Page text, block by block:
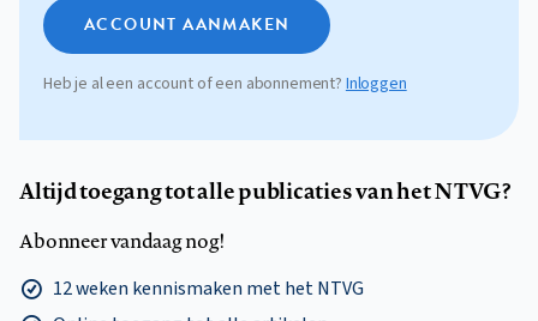
ACCOUNT AANMAKEN
Heb je al een account of een abonnement? Inloggen
Altijd toegang tot alle publicaties van het NTVG?
Abonneer vandaag nog!
12 weken kennismaken met het NTVG